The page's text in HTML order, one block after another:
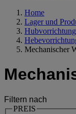
Home
Lager und
Mechanischer
Filtern nach
PREIS